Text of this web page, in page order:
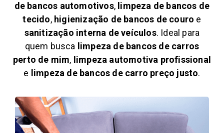
de bancos automotivos, limpeza de bancos de
tecido, higienização de bancos de couro e
sanitização interna de veículos. Ideal para
quem busca limpeza de bancos de carros
perto de mim, limpeza automotiva profissional
e limpeza de bancos de carro preço justo.